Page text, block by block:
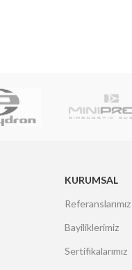
KURUMSAL
Referanslarımız
Bayiliklerimiz
Sertifikalarımız